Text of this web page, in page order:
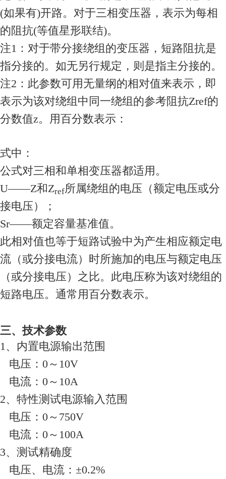
(如果有)开路。对于三相变压器，表示为每相
的阻抗(等值星形联结)。
注1：对于带分接绕组的变压器，短路阻抗是
指分接的。如无另行规定，则是指主分接的。
注2：此参数可用无量纲的相对值来表示，即
表示为该对绕组中同一绕组的参考阻抗Zref的
分数值z。用百分数表示：
式中：
公式对三相和单相变压器都适用。
U——Z和Zref所属绕组的电压（额定电压或分
接电压）；
Sr——额定容量基准值。
此相对值也等于短路试验中为产生相应额定电
流（或分接电流）时所施加的电压与额定电压
（或分接电压）之比。此电压称为该对绕组的
短路电压。通常用百分数表示。
三、技术参数
1、内置电源输出范围
电压：0～10V
电流：0～10A
2、特性测试电源输入范围
电压：0～750V
电流：0～100A
3、测试精确度
电压、电流：±0.2%